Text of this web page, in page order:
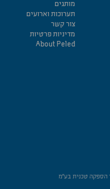
מותגים
תערוכות וארועים
צור קשר
מדיניות פרטיות
About Peled